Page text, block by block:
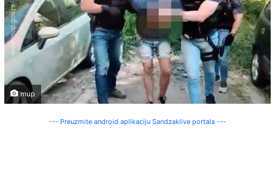
mup
--- Preuzmite android aplikaciju Sandzaklive portala ---